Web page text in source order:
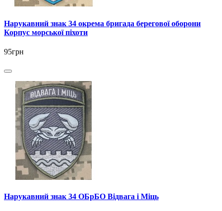
Нарукавний знак 34 окрема бригада берегової оборони
Корпус морської піхоти
95грн
Нарукавний знак 34 ОБрБО Відвага і Міць